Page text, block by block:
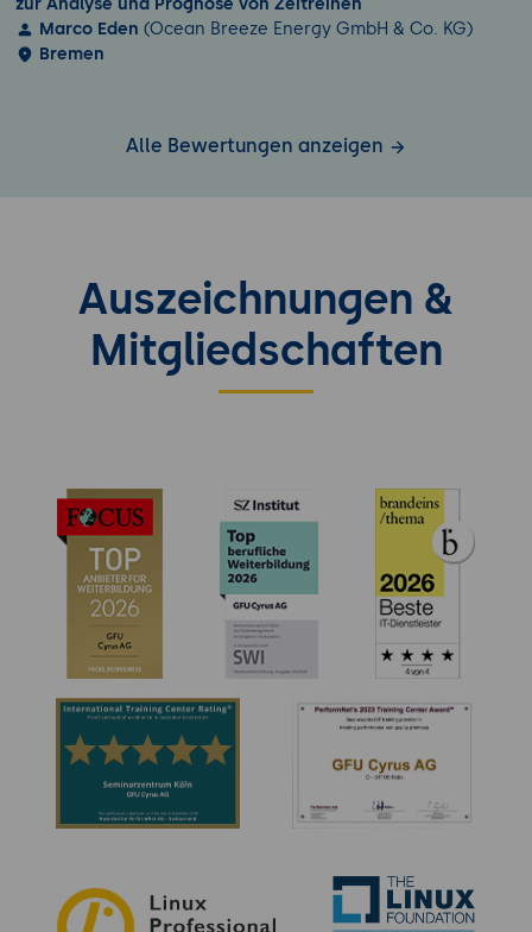
Marco Eden (Ocean Breeze Energy GmbH & Co. KG)
Bremen
Alle Bewertungen anzeigen
Auszeichnungen &
Mitgliedschaften